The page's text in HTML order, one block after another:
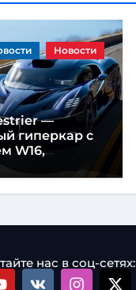
Новости
—
гиперкар с
W16,
1600
сил и
один метр
нас в соц-сетях: